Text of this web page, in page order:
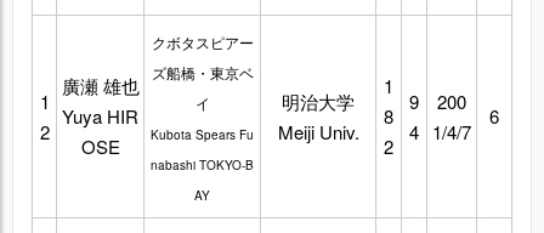
1
2
廣瀬 雄也
Yuya HIR
OSE
クボタスピアー
ズ船橋・東京ベ
イ
Kubota Spears Fu
nabashi TOKYO-B
AY
明治大学
Meiji Univ.
1
8
2
9
4
200
1/4/7
6